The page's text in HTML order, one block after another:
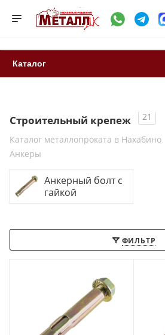
Каталог
Строительный крепеж
21
Каталог металлопроката в Нахабино
Анкеры
Анкерный болт с
гайкой
ФИЛЬТР